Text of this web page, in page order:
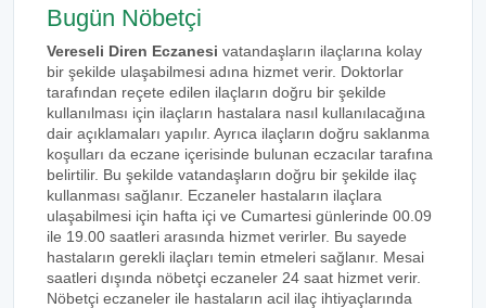
Bugün Nöbetçi
Vereseli Diren Eczanesi vatandaşların ilaçlarına kolay
bir şekilde ulaşabilmesi adına hizmet verir. Doktorlar
tarafından reçete edilen ilaçların doğru bir şekilde
kullanılması için ilaçların hastalara nasıl kullanılacağına
dair açıklamaları yapılır. Ayrıca ilaçların doğru saklanma
koşulları da eczane içerisinde bulunan eczacılar tarafına
belirtilir. Bu şekilde vatandaşların doğru bir şekilde ilaç
kullanması sağlanır. Eczaneler hastaların ilaçlara
ulaşabilmesi için hafta içi ve Cumartesi günlerinde 00.09
ile 19.00 saatleri arasında hizmet verirler. Bu sayede
hastaların gerekli ilaçları temin etmeleri sağlanır. Mesai
saatleri dışında nöbetçi eczaneler 24 saat hizmet verir.
Nöbetçi eczaneler ile hastaların acil ilaç ihtiyaçlarında